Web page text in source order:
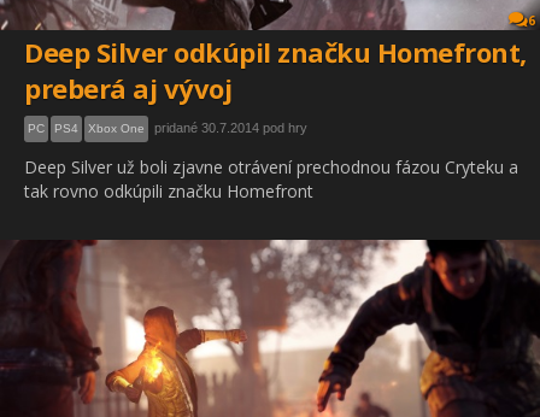
6
Deep Silver odkúpil značku Homefront,
preberá aj vývoj
PC PS4 Xbox One pridané 30.7.2014 pod hry
Deep Silver už boli zjavne otrávení prechodnou fázou Cryteku a
tak rovno odkúpili značku Homefront